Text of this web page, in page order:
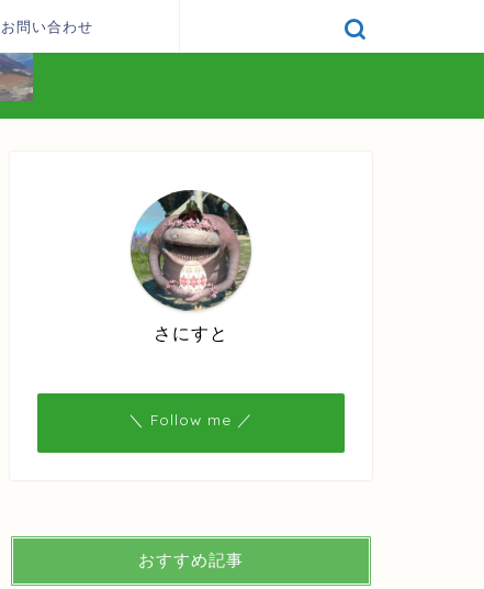
お問い合わせ
さにすと
＼ Follow me ／
おすすめ記事